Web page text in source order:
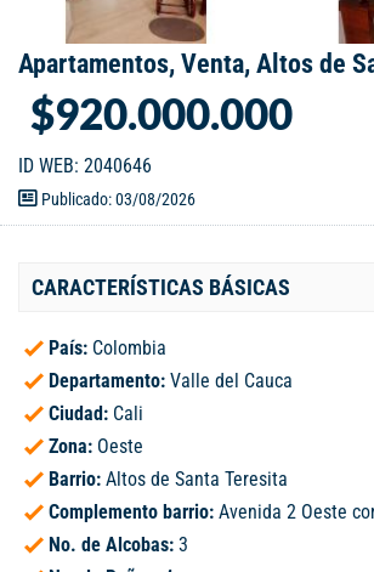
Apartamentos, Venta, Altos de
$920.000.000
ID WEB: 2040646
Publicado: 03/08/2026
CARACTERÍSTICAS BÁSICAS
País: Colombia
Departamento: Valle del Cauca
Ciudad: Cali
Zona: Oeste
Barrio: Altos de Santa Teresita
Complemento barrio: Avenida 2 Oeste
No. de Alcobas: 3